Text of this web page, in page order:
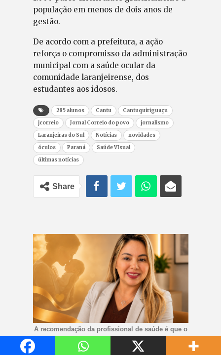
população em menos de dois anos de
gestão.
De acordo com a prefeitura, a ação
reforça o compromisso da administração
municipal com a saúde ocular da
comunidade laranjeirense, dos
estudantes aos idosos.
285 alunos Cantu
Cantuquiriguaçu
jcorreio
Jornal Correio do povo
jornalismo
Laranjeiras do Sul
Notícias
novidades
óculos
Paraná
Saúde VIsual
últimas notícias
Share
A recomendação da profissional de saúde é que o
bebê receba exclusivamente leite materno até os